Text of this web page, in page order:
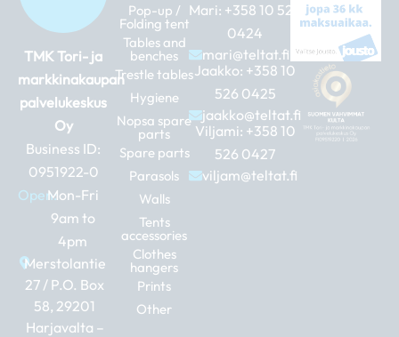
TMK Tori- ja
markkinakaupan
palvelukeskus
Oy
Business ID:
0951922-0
Open:Mon-Fri
9am to
4pm
Merstolantie
27 / P.O. Box
58, 29201
Harjavalta –
Pop-up /
Folding tent
Tables and
benches
Trestle tables
Hygiene
Nopsa spare
parts
Spare parts
Parasols
Walls
Tents
accessories
Clothes
hangers
Prints
Other
Mari: +358 10 526
0424
mari@teltat.fi
Jaakko: +358 10
526 0425
jaakko@teltat.fi
Viljami: +358 10
526 0427
viljam@teltat.fi